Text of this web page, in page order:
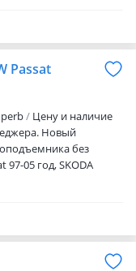
оригинальные
доставка
Passat
Цену и наличие
Новый
без
97-05 год, SKODA
в
в регионы